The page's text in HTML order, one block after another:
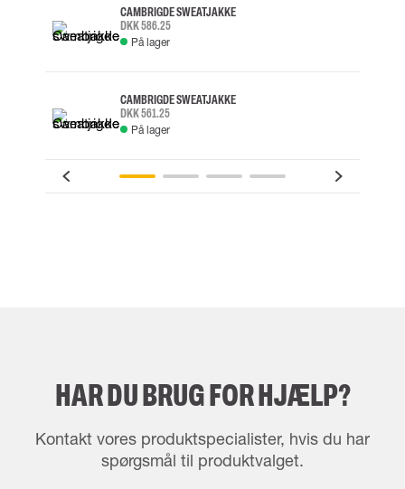
CAMBRIGDE SWEATJAKKE
DKK 586.25
På lager
CAMBRIGDE SWEATJAKKE
DKK 561.25
På lager
HAR DU BRUG FOR HJÆLP?
Kontakt vores produktspecialister, hvis du har
spørgsmål til produktvalget.